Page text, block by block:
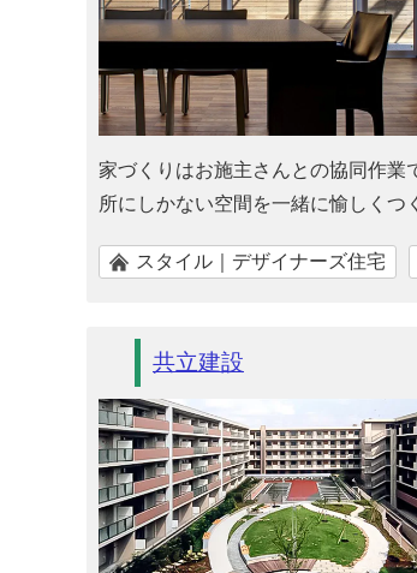
家づくりはお施主さんとの協同作業
所にしかない空間を一緒に愉しくつ
スタイル｜デザイナーズ住宅
共立建設